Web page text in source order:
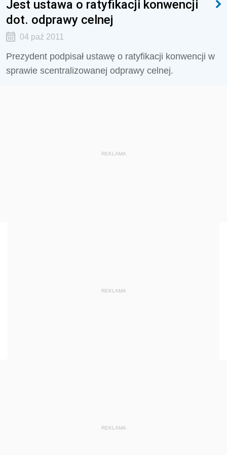
Jest ustawa o ratyfikacji konwencji
dot. odprawy celnej
04 paź 2011
Prezydent podpisał ustawę o ratyfikacji konwencji w
sprawie scentralizowanej odprawy celnej.
REKLAMA
REKLAMA
REKLAMA